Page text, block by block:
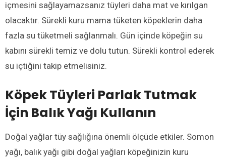
içmesini sağlayamazsanız tüyleri daha mat ve kırılgan
olacaktır. Sürekli kuru mama tüketen köpeklerin daha
fazla su tüketmeli sağlanmalı. Gün içinde köpeğin su
kabını sürekli temiz ve dolu tutun. Sürekli kontrol ederek
su içtiğini takip etmelisiniz.
Köpek Tüyleri Parlak Tutmak
İçin Balık Yağı Kullanın
Doğal yağlar tüy sağlığına önemli ölçüde etkiler. Somon
yağı, balık yağı gibi doğal yağları köpeğinizin kuru